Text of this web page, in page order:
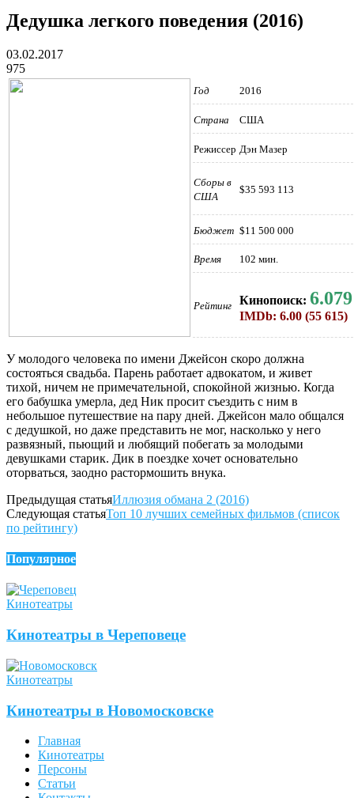
Дедушка легкого поведения (2016)
03.02.2017
975
Год 2016
Страна США
Режиссер Дэн Мазер
Сборы в
США
$35 593 113
Бюджет $11 500 000
Время 102 мин.
Рейтинг Кинопоиск: 6.079
IMDb: 6.00 (55 615)
У молодого человека по имени Джейсон скоро должна
состояться свадьба. Парень работает адвокатом, и живет
тихой, ничем не примечательной, спокойной жизнью. Когда
его бабушка умерла, дед Ник просит съездить с ним в
небольшое путешествие на пару дней. Джейсон мало общался
с дедушкой, но даже представить не мог, насколько у него
развязный, пьющий и любящий побегать за молодыми
девушками старик. Дик в поездке хочет основательно
оторваться, заодно растормошить внука.
Предыдущая статьяИллюзия обмана 2 (2016)
Следующая статьяТоп 10 лучших семейных фильмов (список
по рейтингу)
Популярное
Кинотеатры
Кинотеатры в Череповеце
Кинотеатры
Кинотеатры в Новомосковске
Главная
Кинотеатры
Персоны
Статьи